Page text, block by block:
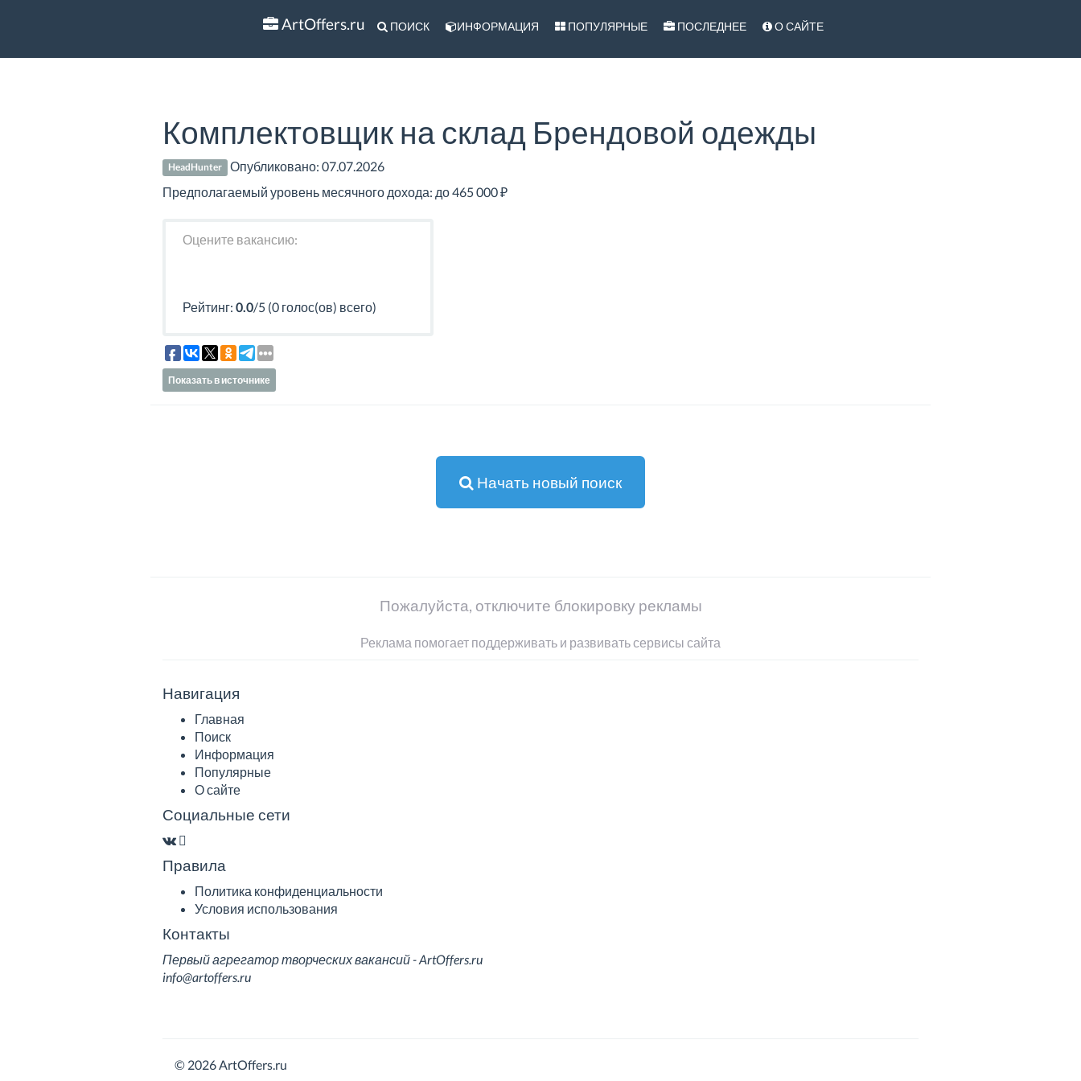
ArtOffers.ru ПОИСК ИНФОРМАЦИЯ ПОПУЛЯРНЫЕ ПОСЛЕДНЕЕ О САЙТЕ
Комплектовщик на склад Брендовой одежды
HeadHunter Опубликовано:07.07.2026
Предполагаемый уровень месячного дохода: до 465 000 ₽
Оцените вакансию:
Рейтинг: 0.0/5 (0 голос(ов) всего)
Показать в источнике
Начать новый поиск
Пожалуйста, отключите блокировку рекламы
Реклама помогает поддерживать и развивать сервисы сайта
Навигация
Главная
Поиск
Информация
Популярные
О сайте
Социальные сети
Правила
Политика конфиденциальности
Условия использования
Контакты
Первый агрегатор творческих вакансий - ArtOffers.ru
info@artoffers.ru
© 2026 ArtOffers.ru